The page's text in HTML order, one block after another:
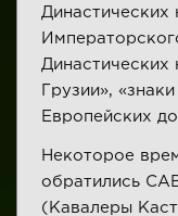
Династических
Династических
Грузии»,
Европейских
Некоторое
обратились
(Кавалеры